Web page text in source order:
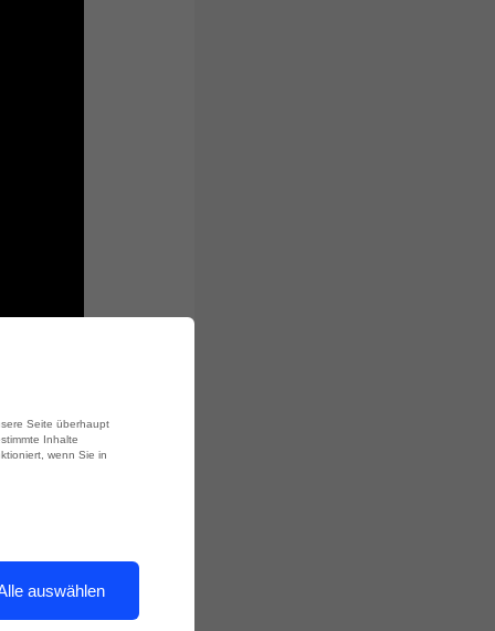
Seite überhaupt
Inhalte
wenn Sie in
auswählen